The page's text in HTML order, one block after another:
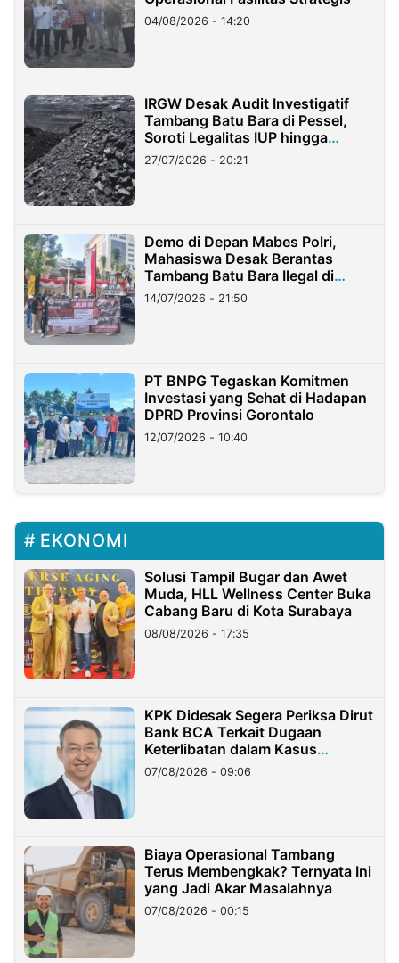
04/08/2026 - 14:20
IRGW Desak Audit Investigatif
Tambang Batu Bara di Pessel,
Soroti Legalitas IUP hingga
Stockpile
27/07/2026 - 20:21
Demo di Depan Mabes Polri,
Mahasiswa Desak Berantas
Tambang Batu Bara Ilegal di
Lampung
14/07/2026 - 21:50
PT BNPG Tegaskan Komitmen
Investasi yang Sehat di Hadapan
DPRD Provinsi Gorontalo
12/07/2026 - 10:40
EKONOMI
Solusi Tampil Bugar dan Awet
Muda, HLL Wellness Center Buka
Cabang Baru di Kota Surabaya
08/08/2026 - 17:35
KPK Didesak Segera Periksa Dirut
Bank BCA Terkait Dugaan
Keterlibatan dalam Kasus
Hilangnya Dana Nasabah Rp2,58
Miliar
07/08/2026 - 09:06
Biaya Operasional Tambang
Terus Membengkak? Ternyata Ini
yang Jadi Akar Masalahnya
07/08/2026 - 00:15